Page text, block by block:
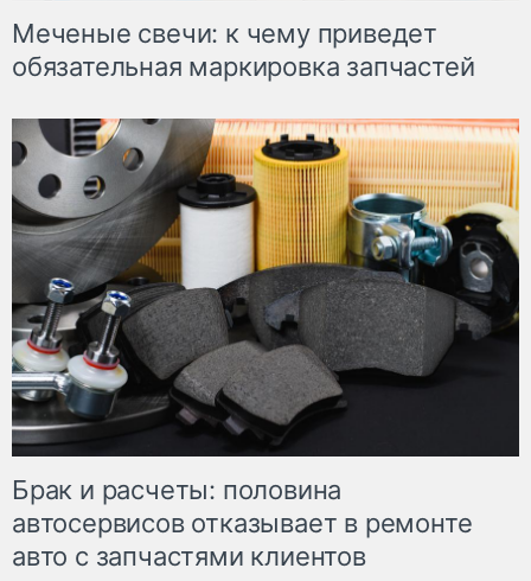
Меченые свечи: к чему приведет
обязательная маркировка запчастей
Брак и расчеты: половина
автосервисов отказывает в ремонте
авто с запчастями клиентов